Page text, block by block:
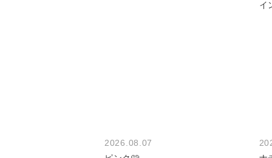
2026.08.07